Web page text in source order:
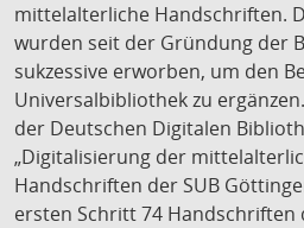
mittelalterliche Handschriften.
wurden seit der Gründung der
sukzessive erworben, um den
Universalbibliothek zu
der Deutschen Digitalen
„Digitalisierung der
Handschriften der SUB
ersten Schritt 74 Handschriften